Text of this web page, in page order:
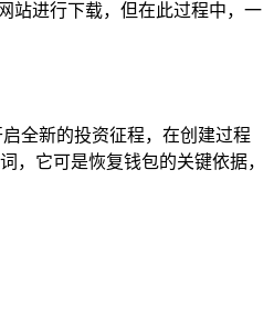
站进行下载，但在此过程中，一
全新的投资征程，在创建过程
，它可是恢复钱包的关键依据，